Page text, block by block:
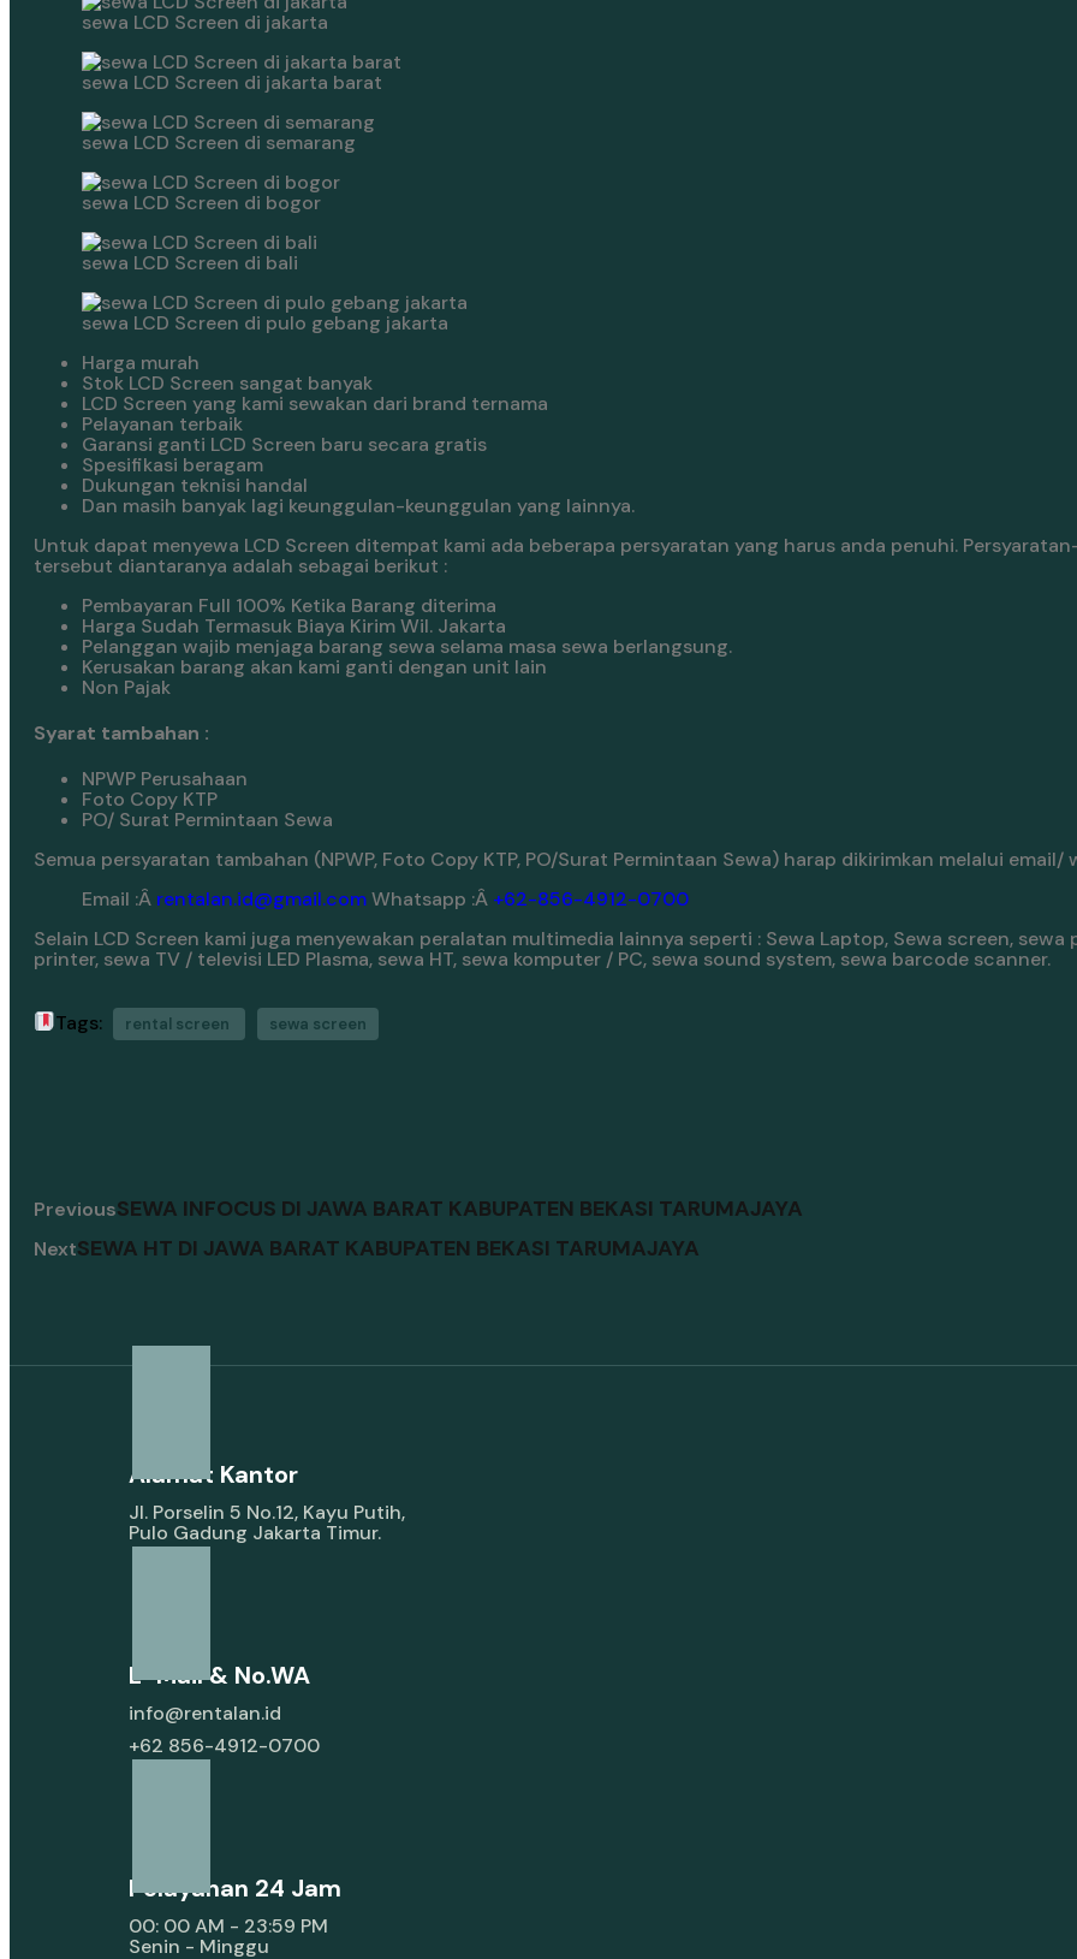
sewa LCD Screen di jakarta
sewa LCD Screen di jakarta barat
sewa LCD Screen di semarang
sewa LCD Screen di bogor
sewa LCD Screen di bali
sewa LCD Screen di pulo gebang jakarta
Harga murah
Stok LCD Screen sangat banyak
LCD Screen yang kami sewakan dari brand ternama
Pelayanan terbaik
Garansi ganti LCD Screen baru secara gratis
Spesifikasi beragam
Dukungan teknisi handal
Dan masih banyak lagi keunggulan-keunggulan yang lainnya.
Untuk dapat menyewa LCD Screen ditempat kami ada beberapa persyaratan yang harus anda penuhi.
tersebut diantaranya adalah sebagai berikut :
Pembayaran Full 100% Ketika Barang diterima
Harga Sudah Termasuk Biaya Kirim Wil. Jakarta
Pelanggan wajib menjaga barang sewa selama masa sewa berlangsung.
Kerusakan barang akan kami ganti dengan unit lain
Non Pajak
Syarat tambahan :
NPWP Perusahaan
Foto Copy KTP
PO/ Surat Permintaan Sewa
Semua persyaratan tambahan (NPWP, Foto Copy KTP, PO/Surat Permintaan Sewa) harap dikirimkan melalui email/
Email :Â rentalan.id@gmail.comWhatsapp :Â +62-856-4912-0700
Selain LCD Screen kami juga menyewakan peralatan multimedia lainnya seperti : Sewa Laptop, Sewa screen, sewa
printer, sewa TV / televisi LED Plasma, sewa HT, sewa komputer / PC, sewa sound system, sewa barcode scanner.
Tags: rental screen sewa screen
PreviousSEWA INFOCUS DI JAWA BARAT KABUPATEN BEKASI TARUMAJAYA
NextSEWA HT DI JAWA BARAT KABUPATEN BEKASI TARUMAJAYA
Alamat Kantor
Jl. Porselin 5 No.12, Kayu Putih,
Pulo Gadung Jakarta Timur.
E-Mail & No.WA
info@rentalan.id
+62 856-4912-0700
Pelayanan 24 Jam
00: 00 AM - 23:59 PM
Senin - Minggu